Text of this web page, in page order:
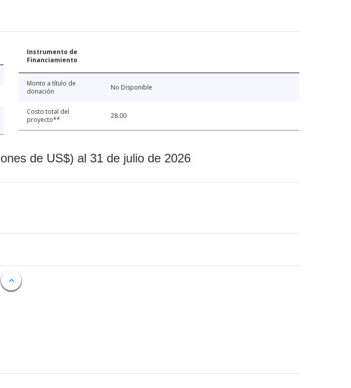
Instrumento de
Financiamiento
Monto a título de
donación
No Disponible
Costo total del
proyecto**
28.00
de US$) al 31 de julio de 2026